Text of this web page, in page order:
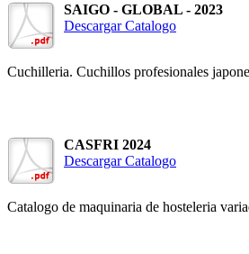
SAIGO - GLOBAL - 2023
Descargar Catalogo
Cuchilleria. Cuchillos profesionales
CASFRI 2024
Descargar Catalogo
Catalogo de maquinaria de hosteleria